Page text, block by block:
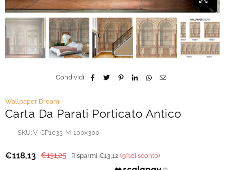
Condividi:
Wallpaper Dream
Carta Da Parati Porticato Antico
SKU: V-CP1033-M-100x300
Prezzo
€118,13 €131,25 Risparmi €13,12 (9%di sconto)